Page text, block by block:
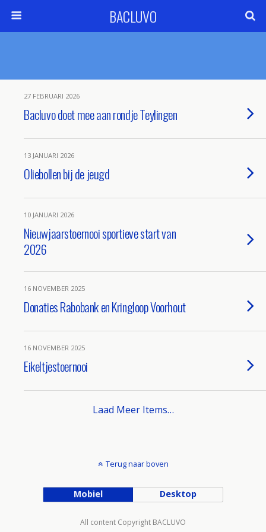
BACLUVO
27 FEBRUARI 2026
Bacluvo doet mee aan rondje Teylingen
13 JANUARI 2026
Oliebollen bij de jeugd
10 JANUARI 2026
Nieuwjaarstoernooi sportieve start van
2026
16 NOVEMBER 2025
Donaties Rabobank en Kringloop Voorhout
16 NOVEMBER 2025
Eikeltjestoernooi
Laad Meer Items…
Terug naar boven
Mobiel Desktop
All content Copyright BACLUVO